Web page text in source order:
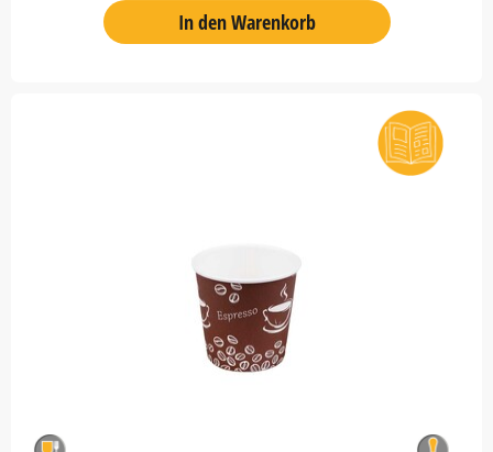
In den Warenkorb